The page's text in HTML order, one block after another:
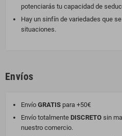
potenciarás tu capacidad de
Hay un sinfín de variedades que
situaciones.
Envíos
Envío GRATIS para +50€
Envío totalmente DISCRETO sin
nuestro comercio.